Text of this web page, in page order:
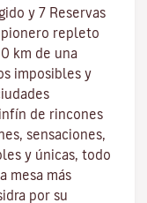
y 7 Reservas
pionero repleto
km de una
imposibles y
de rincones
sensaciones,
y únicas, todo
mesa más
por su